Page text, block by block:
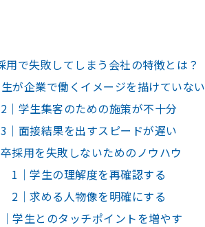
用で失敗してしまう会社の特徴とは？
が企業で働くイメージを描けていない
2｜学生集客のための施策が不十分
3｜面接結果を出すスピードが遅い
採用を失敗しないためのノウハウ
1｜学生の理解度を再確認する
2｜求める人物像を明確にする
学生とのタッチポイントを増やす